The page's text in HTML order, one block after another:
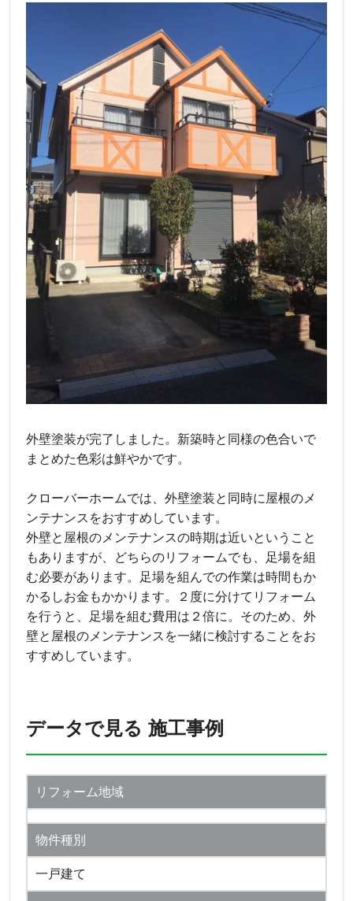
外壁塗装が完了しました。新築時と同様の色合いで
まとめた色彩は鮮やかです。
クローバーホームでは、外壁塗装と同時に屋根のメ
ンテナンスをおすすめしています。
外壁と屋根のメンテナンスの時期は近いということ
もありますが、どちらのリフォームでも、足場を組
む必要があります。足場を組んでの作業は時間もか
かるしお金もかかります。２度に分けてリフォーム
を行うと、足場を組む費用は２倍に。そのため、外
壁と屋根のメンテナンスを一緒に検討することをお
すすめしています。
データで見る 施工事例
リフォーム地域
物件種別
一戸建て